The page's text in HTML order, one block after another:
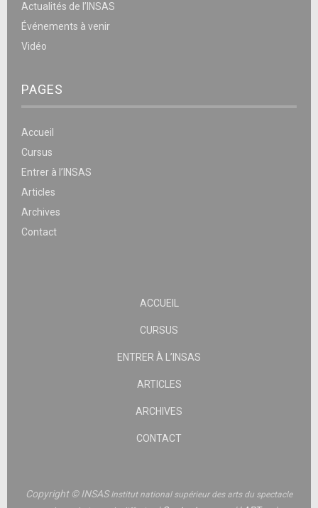
Actualités de l’INSAS
Événements à venir
Vidéo
PAGES
Accueil
Cursus
Entrer à l’INSAS
Articles
Archives
Contact
ACCUEIL
CURSUS
ENTRER À L’INSAS
ARTICLES
ARCHIVES
CONTACT
Copyright © INSASInstitut national supérieur des arts du spectacle